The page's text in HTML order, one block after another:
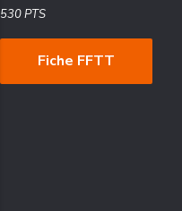
530 PTS
Fiche FFTT